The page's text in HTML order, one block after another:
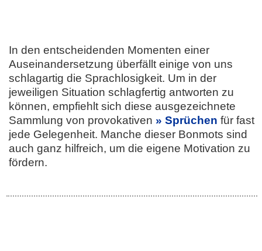
In den entscheidenden Momenten einer
Auseinandersetzung überfällt einige von uns
schlagartig die Sprachlosigkeit. Um in der
jeweiligen Situation schlagfertig antworten zu
können, empfiehlt sich diese ausgezeichnete
Sammlung von provokativen
Sprüchen für fast
jede Gelegenheit. Manche dieser Bonmots sind
auch ganz hilfreich, um die eigene Motivation zu
fördern.